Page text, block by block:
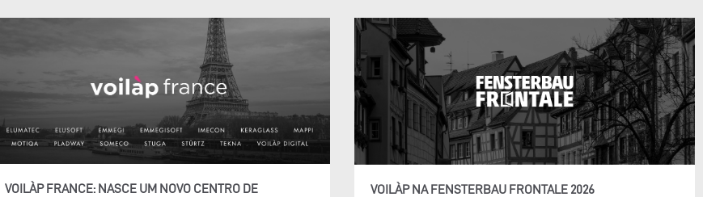
VOILÀP FRANCE: NASCE UM NOVO CENTRO DE
VOILÀP NA FENSTERBAU FRONTALE 2026